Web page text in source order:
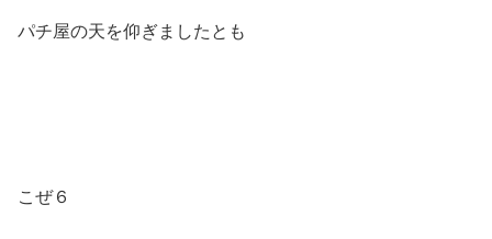
パチ屋の天を仰ぎましたとも
こぜ６